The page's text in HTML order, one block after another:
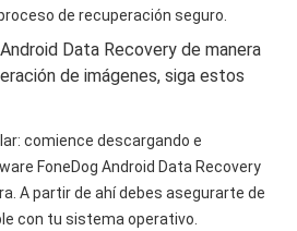
de recuperación seguro.
Data Recovery de manera
de imágenes, siga estos
comience descargando e
FoneDog Android Data Recovery
A partir de ahí debes asegurarte de
con tu sistema operativo.